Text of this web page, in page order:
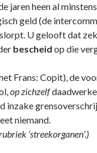
jaren heen al
geld (de
U gelooft dat
bescheid op die
Frans: Copit), de
op zichzelf
inzake
niemand.
‘streekorganen’.)